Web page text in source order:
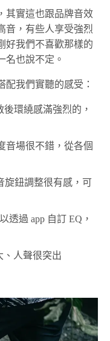
其實這也跟品牌音效
音，有些人享受強烈
好我們不喜歡那樣的
名也說不定。
我們實聽的感受：
後環繞感滿強烈的，
音場很不錯，從各個
旋鈕調整很有感，可
透過 app 自訂 EQ，
、人聲很突出